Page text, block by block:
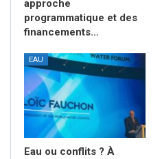
approche
programmatique et des
financements…
EAU
Eau ou conflits ? À